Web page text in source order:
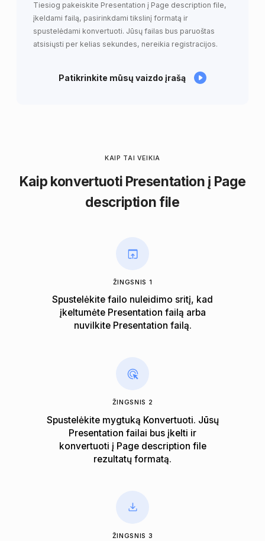
Tiesiog pakeiskite Presentation į Page description file,
įkeldami failą, pasirinkdami tikslinį formatą ir
spustelėdami konvertuoti. Jūsų failas bus paruoštas
atsisiųsti per kelias sekundes, nereikia registracijos.
Patikrinkite mūsų vaizdo įrašą
KAIP TAI VEIKIA
Kaip konvertuoti Presentation į Page
description file
ŽINGSNIS 1
Spustelėkite failo nuleidimo sritį, kad
įkeltumėte Presentation failą arba
nuvilkite Presentation failą.
ŽINGSNIS 2
Spustelėkite mygtuką Konvertuoti. Jūsų
Presentation failai bus įkelti ir
konvertuoti į Page description file
rezultatų formatą.
ŽINGSNIS 3